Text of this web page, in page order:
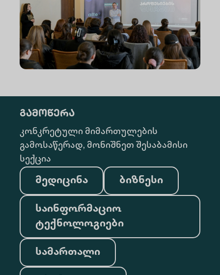
გამოწერა
კონკრეტული მიმართულების
გამოსაწერად, მონიშნეთ შესაბამისი
სექცია
მედიცინა ბიზნესი
საინფორმაციო
ტექნოლოგიები
სამართალი